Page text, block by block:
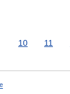
10 11